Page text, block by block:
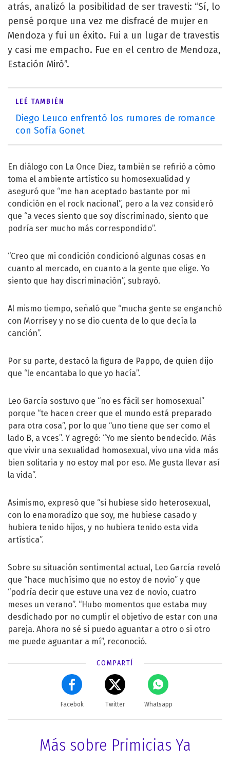
atrás, analizó la posibilidad de ser travesti: “Sí, lo
pensé porque una vez me disfracé de mujer en
Mendoza y fui un éxito. Fui a un lugar de travestis
y casi me empacho. Fue en el centro de Mendoza,
Estación Miró”.
LEÉ TAMBIÉN
Diego Leuco enfrentó los rumores de romance
con Sofía Gonet
En diálogo con La Once Diez, también se refirió a cómo
toma el ambiente artístico su homosexualidad y
aseguró que “me han aceptado bastante por mi
condición en el rock nacional”, pero a la vez consideró
que “a veces siento que soy discriminado, siento que
podría ser mucho más correspondido”.
“Creo que mi condición condicionó algunas cosas en
cuanto al mercado, en cuanto a la gente que elige. Yo
siento que hay discriminación”, subrayó.
Al mismo tiempo, señaló que “mucha gente se enganchó
con Morrisey y no se dio cuenta de lo que decía la
canción”.
Por su parte, destacó la figura de Pappo, de quien dijo
que “le encantaba lo que yo hacía”.
Leo García sostuvo que “no es fácil ser homosexual”
porque “te hacen creer que el mundo está preparado
para otra cosa”, por lo que “uno tiene que ser como el
lado B, a vces”. Y agregó: “Yo me siento bendecido. Más
que vivir una sexualidad homosexual, vivo una vida más
bien solitaria y no estoy mal por eso. Me gusta llevar así
la vida”.
Asimismo, expresó que “si hubiese sido heterosexual,
con lo enamoradizo que soy, me hubiese casado y
hubiera tenido hijos, y no hubiera tenido esta vida
artística”.
Sobre su situación sentimental actual, Leo García reveló
que “hace muchísimo que no estoy de novio” y que
“podría decir que estuve una vez de novio, cuatro
meses un verano”. “Hubo momentos que estaba muy
desdichado por no cumplir el objetivo de estar con una
pareja. Ahora no sé si puedo aguantar a otro o si otro
me puede aguantar a mí”, reconoció.
COMPARTÍ
Facebok Twitter Whatsapp
Más sobre Primicias Ya